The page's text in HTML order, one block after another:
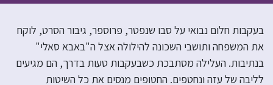
בעקבות חלום נבואי על סבו שנפטר, פרוספר, גיבור הסרט, לוקח
את המשפחה ותושבי השכונה להילולה אצל ה"באבא סאלי"
בנתיבות. העלילה מסתבכת כשבעקבות טעות בדרך, הם מגיעים
לליבה של עזה ונחטפים. החטופים מנסים את כל השיטות